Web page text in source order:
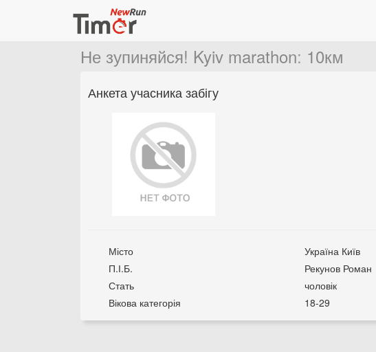
Не зупиняйся! Kyiv marathon: 10км
Анкета учасника забігу
Місто
Україна Київ
П.І.Б.
Рекунов Роман
Стать
чоловік
Вікова категорія
18-29